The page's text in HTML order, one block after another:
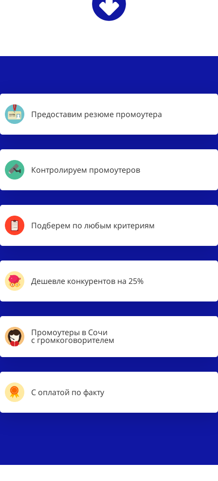
Предоставим резюме промоутера
Контролируем промоутеров
Подберем по любым критериям
Дешевле конкурентов на 25%
Промоутеры в Сочи
с громкоговорителем
С оплатой по факту